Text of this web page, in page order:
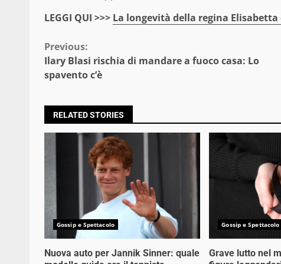
LEGGI QUI >>> La longevità della regina
Continue
Reading
Previous:
Ilary Blasi rischia di mandare a fuoco casa: Lo
spavento c’è
RELATED STORIES
Gossip e Spettacolo
Nuova auto per Jannik Sinner: quale
Gossip e Spettacolo
Grave lutto nel